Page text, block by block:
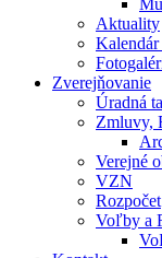
Aktuality
Zverejňovanie
Úradná
Zmluvy,
Verejné
VZN
Rozpočet
Voľby a